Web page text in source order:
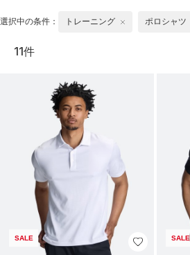
選択中の条件： トレーニング ポロシャツ
11件
SALE SALE